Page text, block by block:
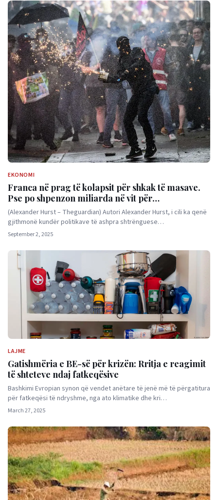
EKONOMI
Franca në prag të kolapsit për shkak të masave.
Pse po shpenzon miliarda në vit për
subvencionimin e bizneseve?
(Alexander Hurst – Theguardian) Autori Alexander Hurst, i cili ka qenë
gjithmonë kundër politikave të ashpra shtrënguese…
September 2, 2025
LAJME
Gatishmëria e BE-së për krizën: Rritja e reagimit
të shteteve ndaj fatkeqësive
Bashkimi Evropian synon që vendet anëtare të jenë më të përgatitura
për fatkeqësi të ndryshme, nga ato klimatike dhe kri…
March 27, 2025